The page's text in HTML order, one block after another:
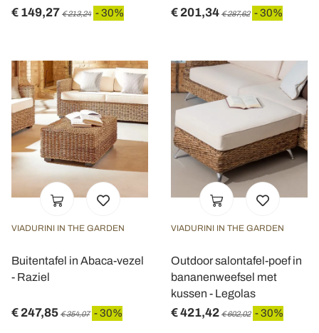
€ 149,27 € 213,24 - 30% € 201,34 € 287,62 - 30%
VIADURINI IN THE GARDEN
Buitentafel in Abaca-vezel
- Raziel
€ 247,85 € 354,07 - 30%
VIADURINI IN THE GARDEN
Outdoor salontafel-poef in
bananenweefsel met
kussen - Legolas
€ 421,42 € 602,02 - 30%